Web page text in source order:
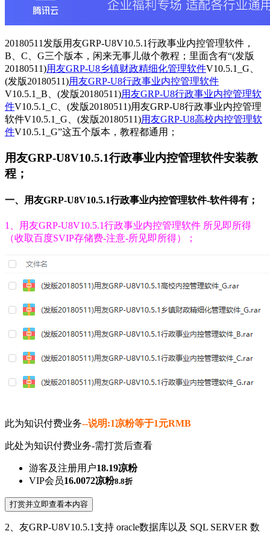
20180511发版用友GRP-U8V10.5.1行政事业内控管理软件，
B、C、G三个版本，闲来无事儿做个教程；里面含有“(发版
20180511)用友GRP-U8乡镇财政精细化管理软件V10.5.1_G、
(发版20180511)用友GRP-U8行政事业内控管理软件
V10.5.1_B、(发版20180511)用友GRP-U8行政事业内控管理软
件V10.5.1_C、(发版20180511)用友GRP-U8行政事业内控管理
软件V10.5.1_G、(发版20180511)用友GRP-U8高校内控管理软
件V10.5.1_G”这五个版本，教程都通用；
用友GRP-U8V10.5.1行政事业内控管理软件安装教
程；
一、用友GRP-U8V10.5.1行政事业内控管理软件-软件得有；
1、用友GRP-U8V10.5.1行政事业内控管理软件 所见即所得
（收取百度SVIP存储费-注意-所见即所得）；
此为知识付费业务--说明:1凉粉等于1元RMB
此处为知识付费业务-需打赏后查看
游客及注册用户18.19凉粉
VIP会员16.0072凉粉8.8折
打赏并立即查看本内容
2、友GRP-U8V10.5.1支持 oracle数据库以及 SQL SERVER 数